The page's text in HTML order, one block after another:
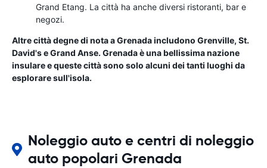
Grand Etang. La città ha anche diversi ristoranti, bar e
negozi.
Altre città degne di nota a Grenada includono Grenville, St.
David's e Grand Anse. Grenada è una bellissima nazione
insulare e queste città sono solo alcuni dei tanti luoghi da
esplorare sull'isola.
Noleggio auto e centri di noleggio
auto popolari Grenada